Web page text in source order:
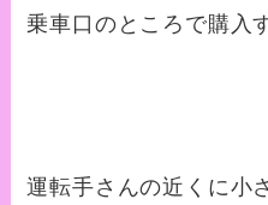
乗車口のところで購入
運転手さんの近くに小